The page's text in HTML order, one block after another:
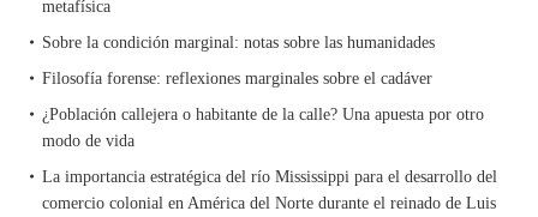
metafísica
Sobre la condición marginal: notas sobre las humanidades
Filosofía forense: reflexiones marginales sobre el cadáver
¿Población callejera o habitante de la calle? Una apuesta por otro
modo de vida
La importancia estratégica del río Mississippi para el desarrollo del
comercio colonial en América del Norte durante el reinado de Luis